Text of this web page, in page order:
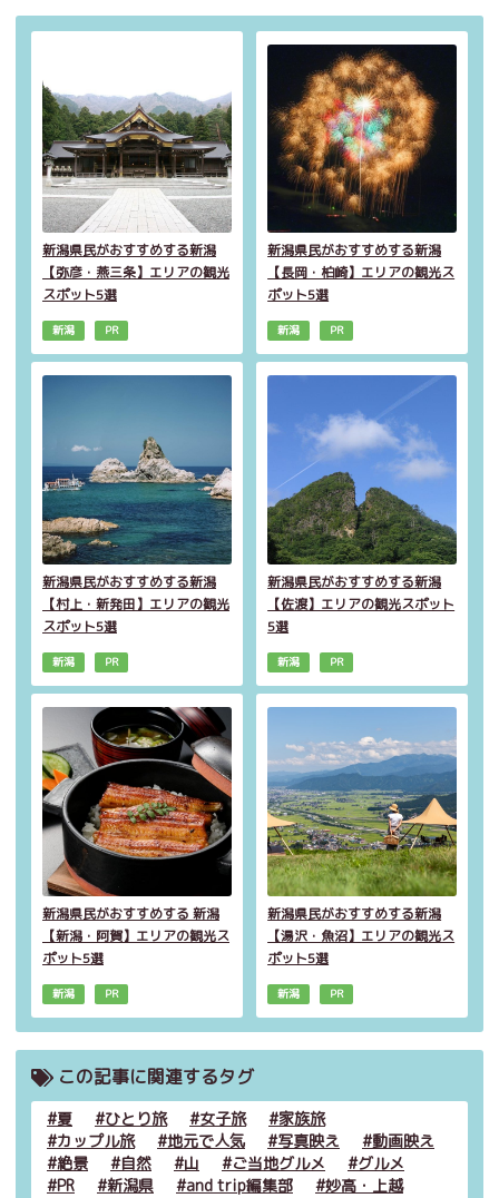
新潟県民がおすすめする新潟
【弥彦・燕三条】エリアの観光
スポット5選
新潟 PR
新潟県民がおすすめする新潟
【長岡・柏崎】エリアの観光ス
ポット5選
新潟 PR
新潟県民がおすすめする新潟
【村上・新発田】エリアの観光
スポット5選
新潟 PR
新潟県民がおすすめする新潟
【佐渡】エリアの観光スポット
5選
新潟 PR
新潟県民がおすすめする 新潟
【新潟・阿賀】エリアの観光ス
ポット5選
新潟 PR
新潟県民がおすすめする新潟
【湯沢・魚沼】エリアの観光ス
ポット5選
新潟 PR
この記事に関連するタグ
夏 ひとり旅 女子旅
家族旅
カップル旅
地元で人気 写真映え
動画映え
絶景
自然 山 ご当地グルメ
グルメ
PR
新潟県 and trip編集部 妙高・上越